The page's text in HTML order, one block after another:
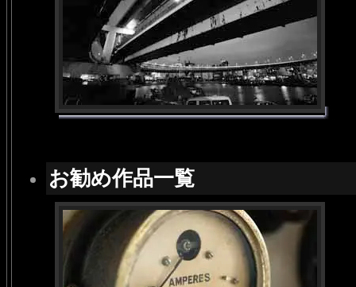
お勧め作品一覧